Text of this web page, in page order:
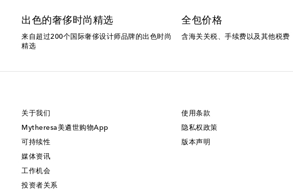
出色的奢侈时尚精选
来自超过200个国际奢侈设计师品牌的出色时尚
精选
全包价格
含海关关税、手续费以及其他税费
关于我们
Mytheresa美遴世购物App
可持续性
媒体资讯
工作机会
投资者关系
使用条款
隐私权政策
版本声明